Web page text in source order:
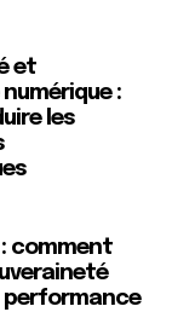
et
:
les
comment
performance